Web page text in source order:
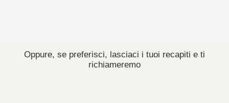
Oppure, se preferisci, lasciaci i tuoi recapiti e ti
richiameremo